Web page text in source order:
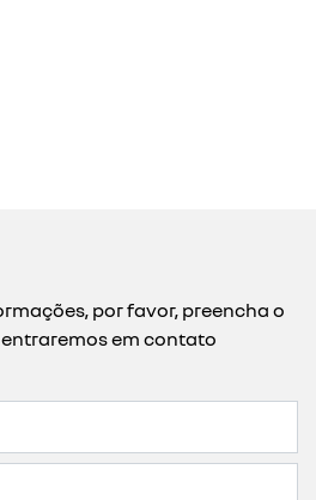
por favor, preencha o
em contato